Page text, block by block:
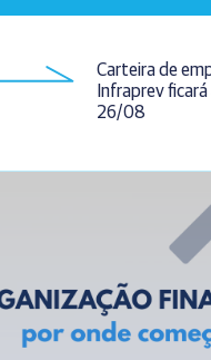
Carteira de
Infraprev
26/08